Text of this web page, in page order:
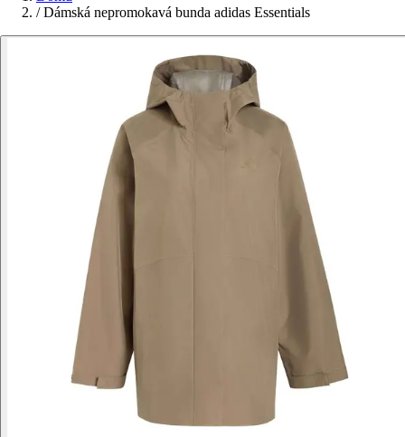
/ Dámská nepromokavá bunda adidas Essentials